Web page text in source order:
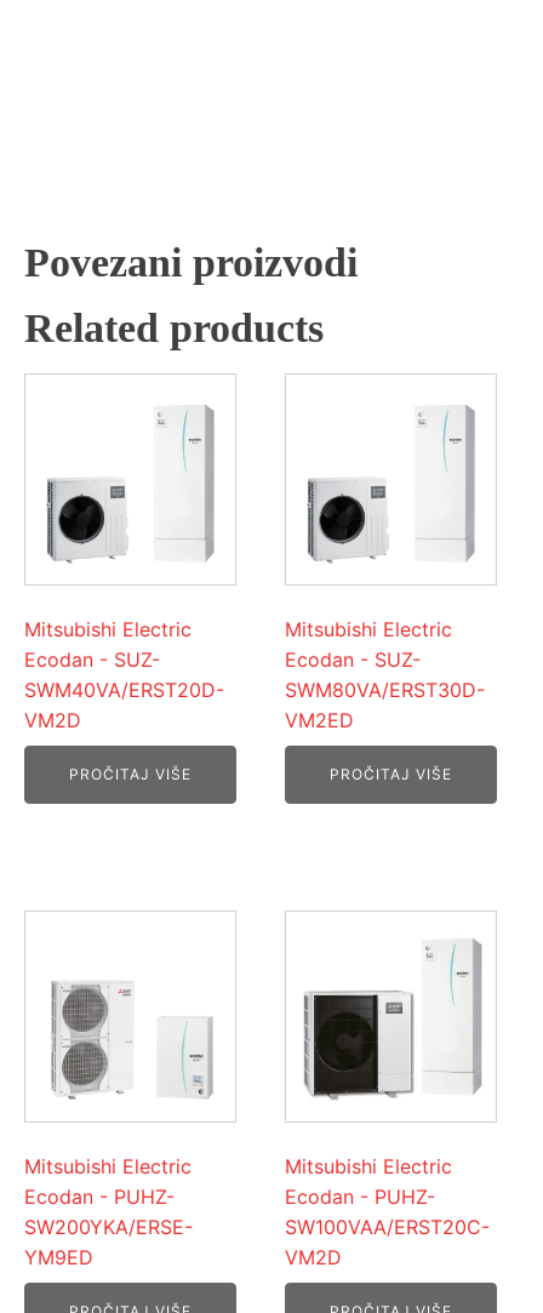
Povezani proizvodi
Related products
Mitsubishi Electric
Ecodan - SUZ-
SWM40VA/ERST20D-
VM2D
PROČITAJ VIŠE
Mitsubishi Electric
Ecodan - SUZ-
SWM80VA/ERST30D-
VM2ED
PROČITAJ VIŠE
Mitsubishi Electric
Ecodan - PUHZ-
SW200YKA/ERSE-
YM9ED
Mitsubishi Electric
Ecodan - PUHZ-
SW100VAA/ERST20C-
VM2D